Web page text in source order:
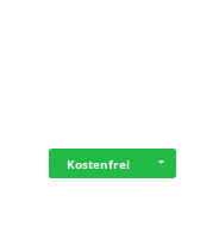
Kostenfrei